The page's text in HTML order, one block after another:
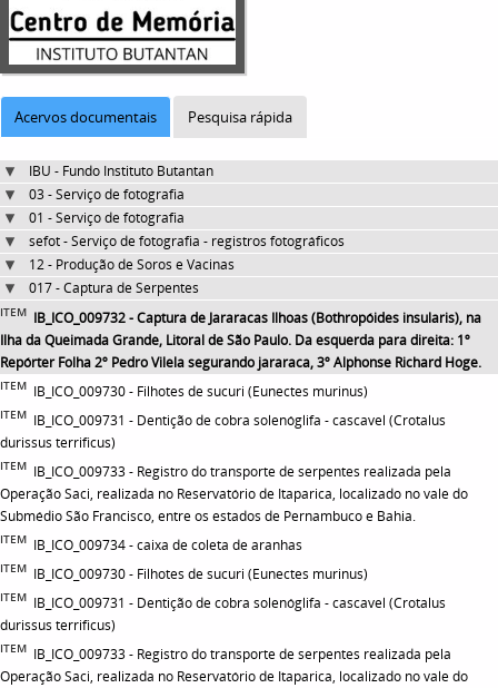
Acervos documentais Pesquisa rápida
IBU - Fundo Instituto Butantan
03 - Serviço de fotografia
01 - Serviço de fotografia
sefot - Serviço de fotografia - registros fotográficos
12 - Produção de Soros e Vacinas
017 - Captura de Serpentes
ITEM IB_ICO_009732 - Captura de Jararacas Ilhoas (Bothropóides insularis), na
Ilha da Queimada Grande, Litoral de São Paulo. Da esquerda para direita: 1º
Repórter Folha 2º Pedro Vilela segurando jararaca, 3º Alphonse Richard Hoge.
ITEM IB_ICO_009730 - Filhotes de sucuri (Eunectes murinus)
ITEM IB_ICO_009731 - Dentição de cobra solenóglifa - cascavel (Crotalus
durissus terrificus)
ITEM IB_ICO_009733 - Registro do transporte de serpentes realizada pela
Operação Saci, realizada no Reservatório de Itaparica, localizado no vale do
Submédio São Francisco, entre os estados de Pernambuco e Bahia.
ITEM IB_ICO_009734 - caixa de coleta de aranhas
ITEM IB_ICO_009730 - Filhotes de sucuri (Eunectes murinus)
ITEM IB_ICO_009731 - Dentição de cobra solenóglifa - cascavel (Crotalus
durissus terrificus)
ITEM IB_ICO_009733 - Registro do transporte de serpentes realizada pela
Operação Saci, realizada no Reservatório de Itaparica, localizado no vale do